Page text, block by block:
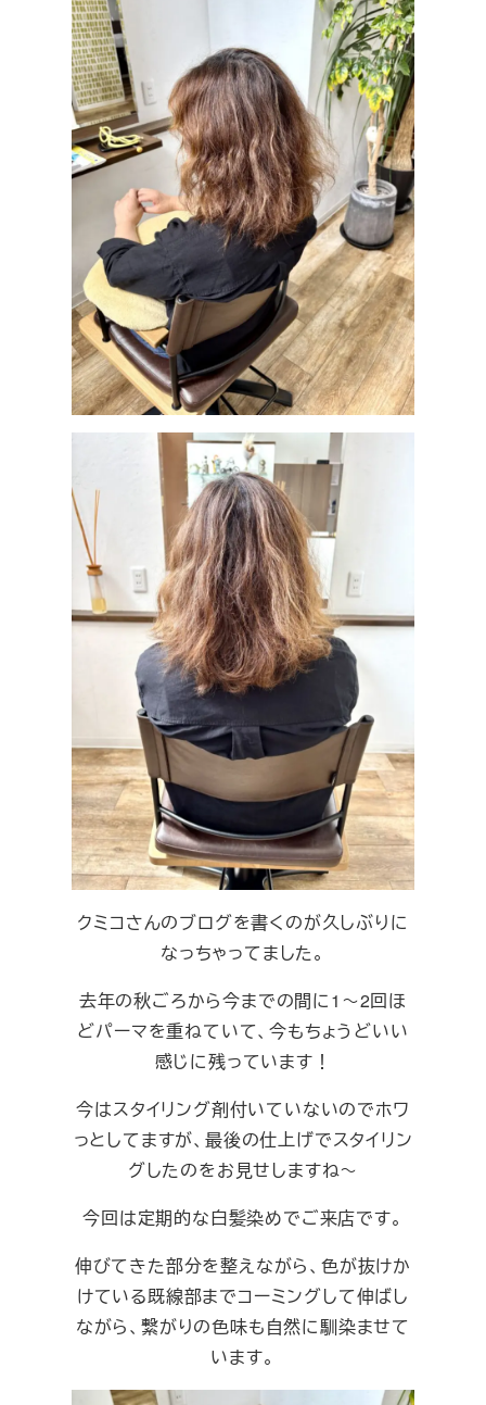
クミコさんのブログを書くのが久しぶりに
なっちゃってました。
去年の秋ごろから今までの間に1～2回ほ
どパーマを重ねていて、今もちょうどいい
感じに残っています！
今はスタイリング剤付いていないのでホワ
っとしてますが、最後の仕上げでスタイリン
グしたのをお見せしますね～
今回は定期的な白髪染めでご来店です。
伸びてきた部分を整えながら、色が抜けか
けている既線部までコーミングして伸ばし
ながら、繋がりの色味も自然に馴染ませて
います。